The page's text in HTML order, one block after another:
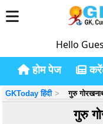
Hello
होम पेज
GKToday हिंदी गुरु
गुरु